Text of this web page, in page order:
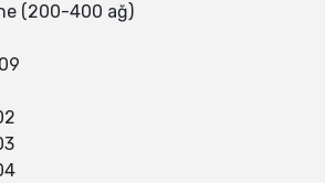
(200-400 ağ)